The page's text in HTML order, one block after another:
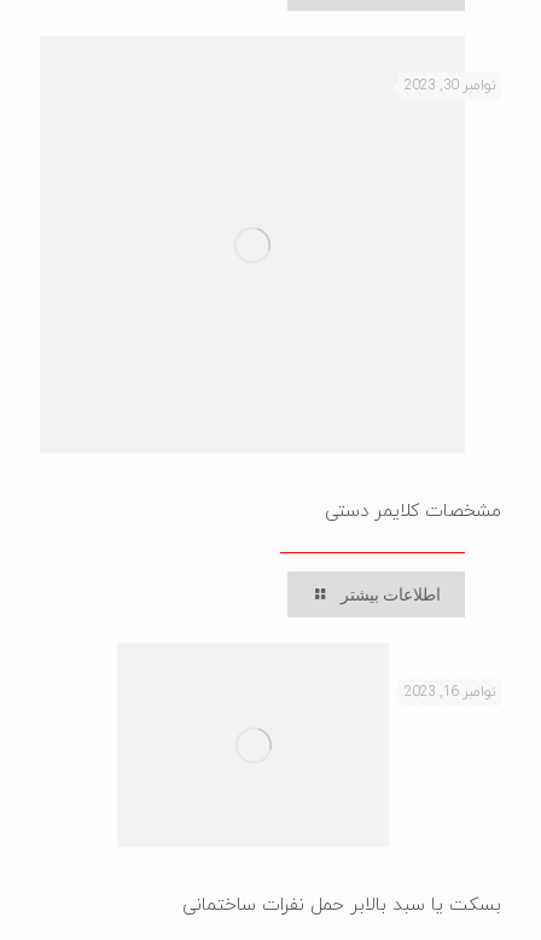
نوامبر 30, 2023
مشخصات کلایمر دستی
اطلاعات بیشتر
نوامبر 16, 2023
بسکت یا سبد بالابر حمل نفرات ساختمانی